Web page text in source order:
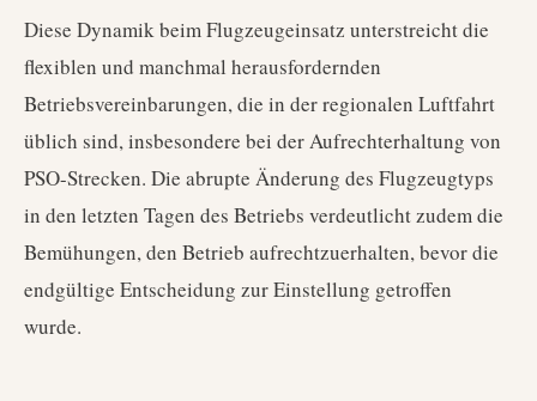
Diese Dynamik beim Flugzeugeinsatz unterstreicht die
flexiblen und manchmal herausfordernden
Betriebsvereinbarungen, die in der regionalen Luftfahrt
üblich sind, insbesondere bei der Aufrechterhaltung von
PSO-Strecken. Die abrupte Änderung des Flugzeugtyps
in den letzten Tagen des Betriebs verdeutlicht zudem die
Bemühungen, den Betrieb aufrechtzuerhalten, bevor die
endgültige Entscheidung zur Einstellung getroffen
wurde.